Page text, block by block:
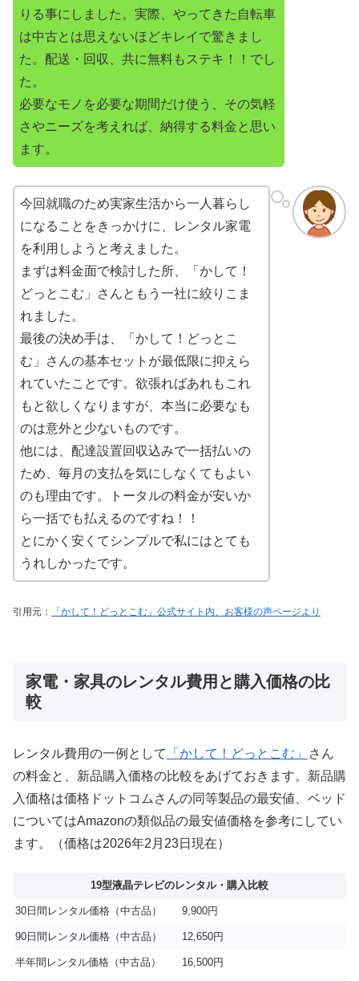
りる事にしました。実際、やってきた自転車
は中古とは思えないほどキレイで驚きまし
た。配送・回収、共に無料もステキ！！でし
た。
必要なモノを必要な期間だけ使う、その気軽
さやニーズを考えれば、納得する料金と思い
ます。
今回就職のため実家生活から一人暮らし
になることをきっかけに、レンタル家電
を利用しようと考えました。
まずは料金面で検討した所、「かして！
どっとこむ」さんともう一社に絞りこま
れました。
最後の決め手は、「かして！どっとこ
む」さんの基本セットが最低限に抑えら
れていたことです。欲張ればあれもこれ
もと欲しくなりますが、本当に必要なも
のは意外と少ないものです。
他には、配達設置回収込みで一括払いの
ため、毎月の支払を気にしなくてもよい
のも理由です。トータルの料金が安いか
ら一括でも払えるのですね！！
とにかく安くてシンプルで私にはとても
うれしかったです。
引用元： 「かして！どっとこむ」公式サイト内、お客様の声ページより
家電・家具のレンタル費用と購入価格の比
較
レンタル費用の一例として 「かして！どっとこむ」
さん
の料金と、新品購入価格の比較をあげておきます。新品購
入価格は価格ドットコムさんの同等製品の最安値、ベッド
についてはAmazonの類似品の最安値価格を参考にしてい
ます。（価格は2026年2月23日現在）
19型液晶テレビのレンタル・購入比較
30日間レンタル価格（中古品） 9,900円
90日間レンタル価格（中古品） 12,650円
半年間レンタル価格（中古品） 16,500円